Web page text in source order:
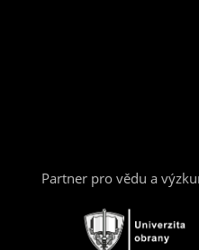
Partner pro vědu a